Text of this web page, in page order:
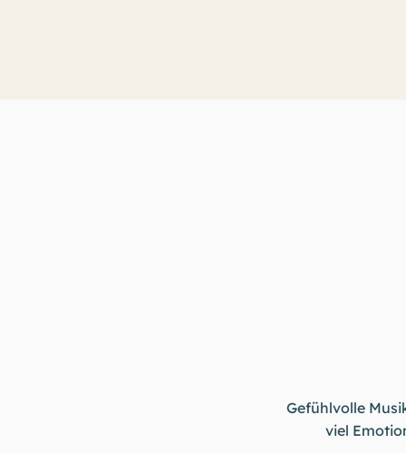
Gefühlvolle
viel